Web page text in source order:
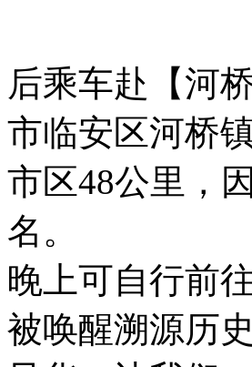
后乘车赴【河
市临安区河桥
市区48公里，
名。
晚上可自行前
被唤醒溯源历